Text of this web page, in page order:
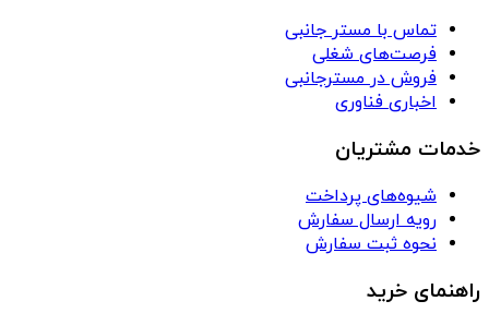
تماس با مستر جانبی
فرصت‌های شغلی
فروش در مسترجانبی
اخباری فناوری
خدمات مشتریان
شیوه‌های پرداخت
رویه ارسال سفارش
نحوه ثبت سفارش
راهنمای خرید